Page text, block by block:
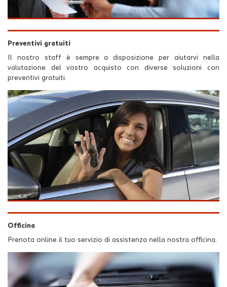
Preventivi gratuiti
Il nostro staff è sempre a disposizione per aiutarvi nella
valutazione del vostro acquisto con diverse soluzioni con
preventivi gratuiti.
Officina
Prenota online il tuo servizio di assistenza nella nostra officina.